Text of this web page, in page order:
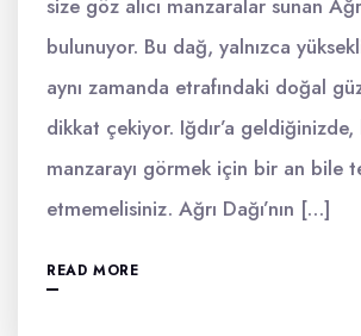
size göz alıcı manzaralar sunan
bulunuyor. Bu dağ, yalnızca
aynı zamanda etrafındaki doğal
dikkat çekiyor. Iğdır’a
manzarayı görmek için bir an bile
etmemelisiniz. Ağrı Dağı’nın […]
READ MORE